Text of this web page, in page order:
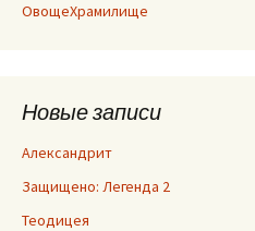
ОвощеХрамилище
Новые записи
Александрит
Защищено: Легенда 2
Теодицея